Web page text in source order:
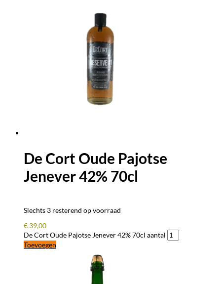
De Cort Oude Pajotse
Jenever 42% 70cl
Slechts 3 resterend op voorraad
€ 39,00
De Cort Oude Pajotse Jenever 42% 70cl aantal
Toevoegen